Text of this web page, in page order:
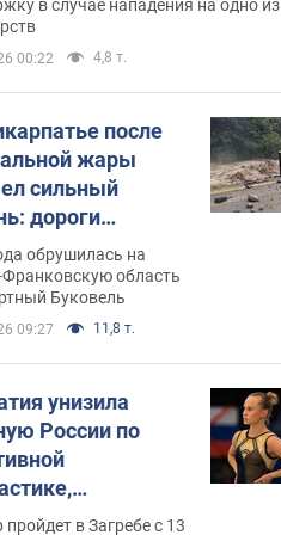
в случае нападения на одно из
00:22 4,8 т.
после
жары
сильный
дороги
в реки.
обрушилась на
область
Буковель
09:27 11,8 т.
унизила
России по
не пустив
пройдет в Загребе с 13